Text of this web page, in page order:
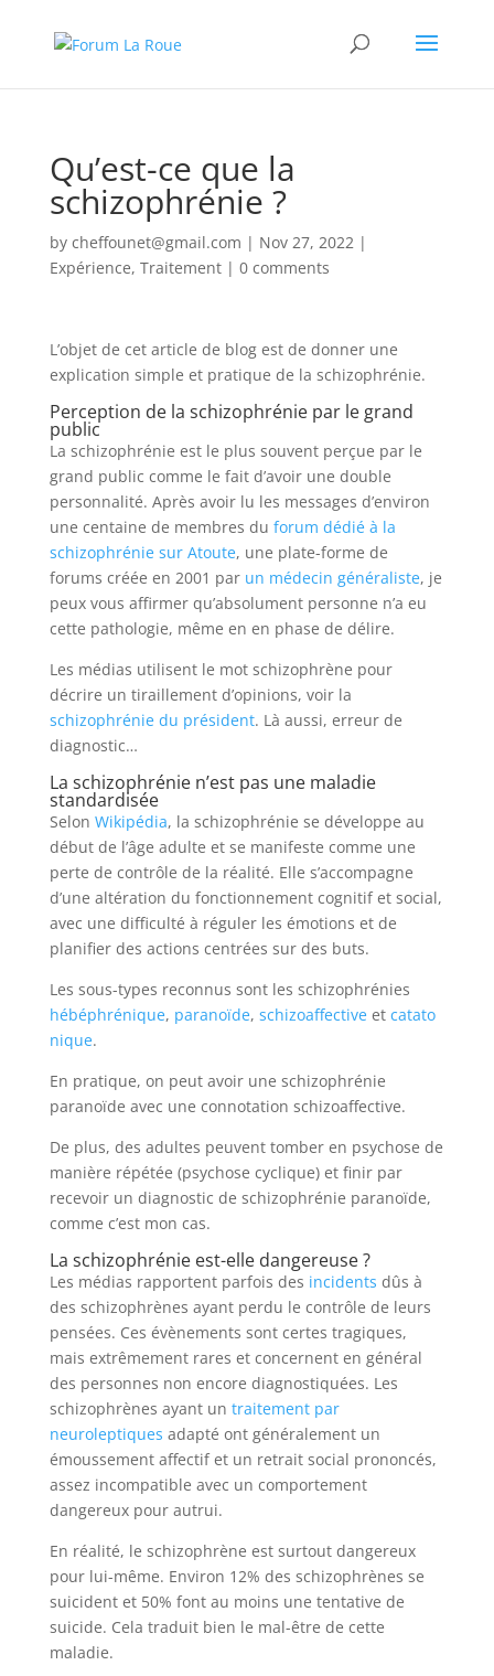
Qu’est-ce que la
schizophrénie ?
by cheffounet@gmail.com | Nov 27, 2022|
Expérience, Traitement| 0 comments
L’objet de cet article de blog est de donner une
explication simple et pratique de la schizophrénie.
Perception de la schizophrénie par le grand
public
La schizophrénie est le plus souvent perçue par le
grand public comme le fait d’avoir une double
personnalité. Après avoir lu les messages d’environ
une centaine de membres du forum dédié à la
schizophrénie sur Atoute, une plate-forme de
forums créée en 2001 par un médecin généraliste, je
peux vous affirmer qu’absolument personne n’a eu
cette pathologie, même en en phase de délire.
Les médias utilisent le mot schizophrène pour
décrire un tiraillement d’opinions, voir la
schizophrénie du président. Là aussi, erreur de
diagnostic…
La schizophrénie n’est pas une maladie
standardisée
Selon Wikipédia, la schizophrénie se développe au
début de l’âge adulte et se manifeste comme une
perte de contrôle de la réalité. Elle s’accompagne
d’une altération du fonctionnement cognitif et social,
avec une difficulté à réguler les émotions et de
planifier des actions centrées sur des buts.
Les sous-types reconnus sont les schizophrénies
hébéphrénique, paranoïde, schizoaffectiveet catato
nique.
En pratique, on peut avoir une schizophrénie
paranoïde avec une connotation schizoaffective.
De plus, des adultes peuvent tomber en psychose de
manière répétée (psychose cyclique) et finir par
recevoir un diagnostic de schizophrénie paranoïde,
comme c’est mon cas.
La schizophrénie est-elle dangereuse ?
Les médias rapportent parfois des incidents dûs à
des schizophrènes ayant perdu le contrôle de leurs
pensées. Ces évènements sont certes tragiques,
mais extrêmement rares et concernent en général
des personnes non encore diagnostiquées. Les
schizophrènes ayant un traitement par
neuroleptiques adapté ont généralement un
émoussement affectif et un retrait social prononcés,
assez incompatible avec un comportement
dangereux pour autrui.
En réalité, le schizophrène est surtout dangereux
pour lui-même. Environ 12% des schizophrènes se
suicident et 50% font au moins une tentative de
suicide. Cela traduit bien le mal-être de cette
maladie.